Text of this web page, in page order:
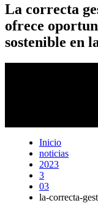
La correcta
ofrece
sostenible en
Inicio
noticias
2023
3
03
la-correcta-